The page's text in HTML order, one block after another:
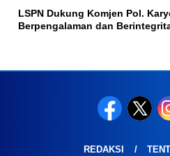
LSPN Dukung Komjen Pol.
Berpengalaman dan
REDAKSI